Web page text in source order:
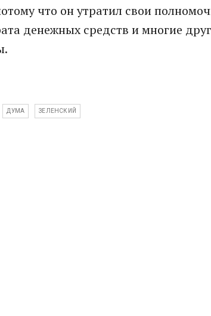
что он утратил свои
денежных средств и многие
ДУМА ЗЕЛЕНСКИЙ